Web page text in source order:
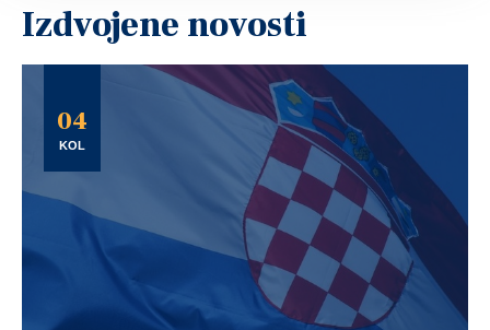
Izdvojene novosti
04
KOL